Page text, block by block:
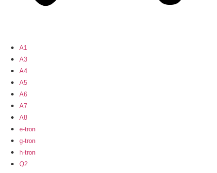
A1
A3
A4
A5
A6
A7
A8
e-tron
g-tron
h-tron
Q2